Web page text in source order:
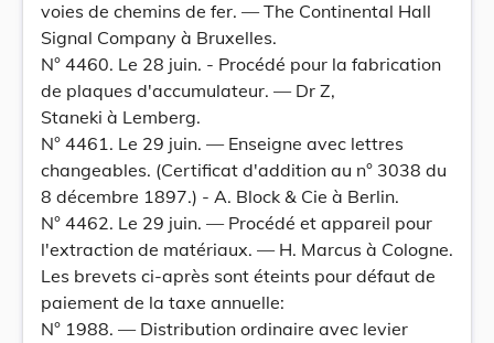
voies de chemins de fer. — The Continental Hall
Signal Company à Bruxelles.
N° 4460. Le 28 juin. - Procédé pour la fabrication
de plaques d'accumulateur. — Dr Z,
Staneki à Lemberg.
N° 4461. Le 29 juin. — Enseigne avec lettres
changeables. (Certificat d'addition au n° 3038 du
8 décembre 1897.) - A. Block & Cie à Berlin.
N° 4462. Le 29 juin. — Procédé et appareil pour
l'extraction de matériaux. — H. Marcus à Cologne.
Les brevets ci-après sont éteints pour défaut de
paiement de la taxe annuelle:
N° 1988. — Distribution ordinaire avec levier